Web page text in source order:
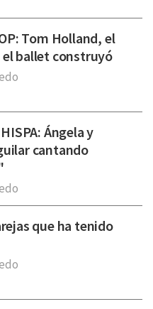
Tom Holland, el
ballet construyó
Ángela y
cantando
que ha tenido